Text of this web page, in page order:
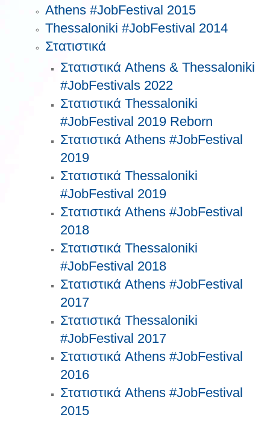
Athens #JobFestival 2015
Thessaloniki #JobFestival 2014
Στατιστικά
Στατιστικά Athens & Thessaloniki
#JobFestivals 2022
Στατιστικά Thessaloniki
#JobFestival 2019 Reborn
Στατιστικά Athens #JobFestival
2019
Στατιστικά Thessaloniki
#JobFestival 2019
Στατιστικά Athens #JobFestival
2018
Στατιστικά Thessaloniki
#JobFestival 2018
Στατιστικά Athens #JobFestival
2017
Στατιστικά Thessaloniki
#JobFestival 2017
Στατιστικά Athens #JobFestival
2016
Στατιστικά Athens #JobFestival
2015